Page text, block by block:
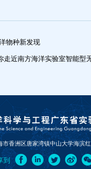
物种新发现
走近南方海洋实验室智能型
市香洲区唐家湾镇中山大学海滨
到